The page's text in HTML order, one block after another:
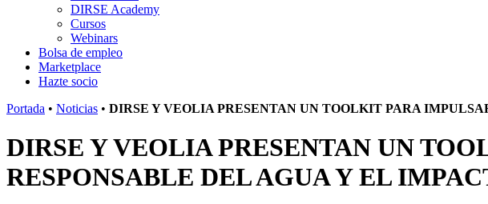
DIRSE Academy
Cursos
Webinars
Bolsa de empleo
Marketplace
Hazte socio
Portada • Noticias • DIRSE Y VEOLIA PRESENTAN UN TOOLKIT PARA
DIRSE Y VEOLIA PRESENTAN UN
RESPONSABLE DEL AGUA Y EL